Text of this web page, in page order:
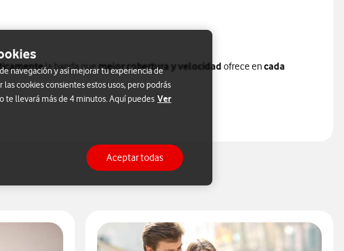
la banda quemejor cobertura y velocidad ofrece encada
navegación y así mejorar tu experiencia de
cookies consientes estos usos, pero podrás
te llevará más de 4 minutos. Aquí puedes Ver
Aceptar todas